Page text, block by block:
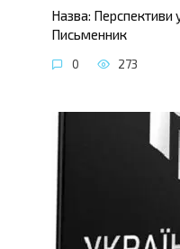
Назва: Перспективи
Письменник
0 273